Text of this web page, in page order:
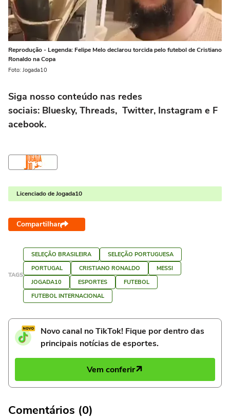
Reprodução - Legenda: Felipe Melo declarou torcida pelo futebol de Cristiano
Ronaldo na Copa
Foto: Jogada10
Siga nosso conteúdo nas redes
sociais: Bluesky, Threads, Twitter, Instagram e F
acebook.
Licenciado de Jogada10
Compartilhar
TAGS
SELEÇÃO BRASILEIRA
SELEÇÃO PORTUGUESA
PORTUGAL
CRISTIANO RONALDO
MESSI
JOGADA10
ESPORTES
FUTEBOL
FUTEBOL INTERNACIONAL
Novo canal no TikTok! Fique por dentro das
principais notícias de esportes.
Vem conferir
Comentários (0)